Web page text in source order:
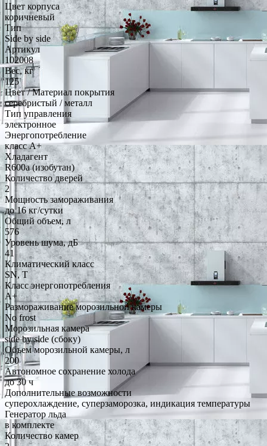
Цвет корпуса
коричневый
Тип
Side by side
Артикул
102008
Вес, кг
125
Цвет / Материал покрытия
серебристый / металл
Тип управления
электронное
Энергопотребление
класс A+
Хладагент
R600a (изобутан)
Количество дверей
2
Мощность замораживания
до 16 кг/cутки
Общий объем, л
576
Уровень шума, дБ
41
Климатический класс
SN, T
Класс энергопотребления
A+
Размораживание морозильной камеры
No frost
Морозильная камера
side by side (сбоку)
Объем морозильной камеры, л
200
Автономное сохранение холода
до 30 ч
Дополнительные возможности
суперохлаждение, суперзаморозка, индикация температуры
Генератор льда
в комплекте
Количество камер